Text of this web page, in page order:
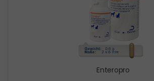
Enteropro